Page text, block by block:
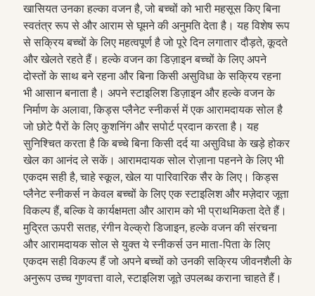
खासियत उनका हल्का वजन है, जो बच्चों को भारी महसूस किए बिना
स्वतंत्र रूप से और आराम से घूमने की अनुमति देता है। यह विशेष रूप
से सक्रिय बच्चों के लिए महत्वपूर्ण है जो पूरे दिन लगातार दौड़ते, कूदते
और खेलते रहते हैं। हल्के वजन का डिज़ाइन बच्चों के लिए अपने
दोस्तों के साथ बने रहना और बिना किसी असुविधा के सक्रिय रहना
भी आसान बनाता है। अपने स्टाइलिश डिज़ाइन और हल्के वजन के
निर्माण के अलावा, किड्स प्लैनेट स्नीकर्स में एक आरामदायक सोल है
जो छोटे पैरों के लिए कुशनिंग और सपोर्ट प्रदान करता है। यह
सुनिश्चित करता है कि बच्चे बिना किसी दर्द या असुविधा के खड़े होकर
खेल का आनंद ले सकें। आरामदायक सोल रोज़ाना पहनने के लिए भी
एकदम सही है, चाहे स्कूल, खेल या पारिवारिक सैर के लिए। किड्स
प्लैनेट स्नीकर्स न केवल बच्चों के लिए एक स्टाइलिश और मज़ेदार जूता
विकल्प हैं, बल्कि वे कार्यक्षमता और आराम को भी प्राथमिकता देते हैं।
मुद्रित ऊपरी सतह, रंगीन वेल्क्रो डिजाइन, हल्के वजन की संरचना
और आरामदायक सोल से युक्त ये स्नीकर्स उन माता-पिता के लिए
एकदम सही विकल्प हैं जो अपने बच्चों को उनकी सक्रिय जीवनशैली के
अनुरूप उच्च गुणवत्ता वाले, स्टाइलिश जूते उपलब्ध कराना चाहते हैं।